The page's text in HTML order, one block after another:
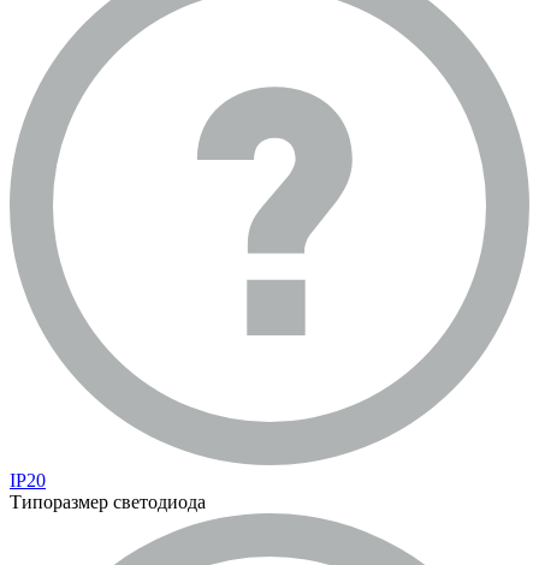
IP20
Типоразмер светодиода